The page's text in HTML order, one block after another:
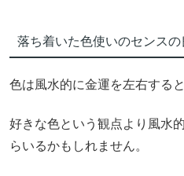
落ち着いた色使いのセンスの
色は風水的に金運を左右する
好きな色という観点より風水
らいるかもしれません。